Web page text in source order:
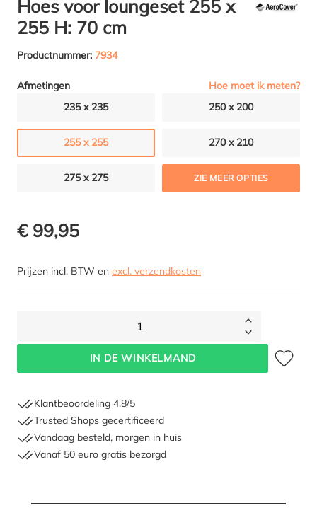
Hoes voor loungeset 255 x
255 H: 70 cm
Productnummer: 7934
Afmetingen
Hoe moet ik meten?
235 x 235
250 x 200
255 x 255 270 x 210
275 x 275 ZIE MEER OPTIES
€ 99,95
Prijzen incl. BTW en excl. verzendkosten
1
IN DE WINKELMAND
Klantbeoordeling 4.8/5
Trusted Shops gecertificeerd
Vandaag besteld, morgen in huis
Vanaf 50 euro gratis bezorgd